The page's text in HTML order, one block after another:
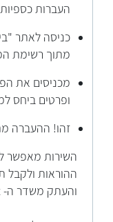
העברות
כניסה לאתר
מתוך רשימת
מכניסים את
ופרטים ביחס
זהו! ההעברה
השירות מאפשר
ההוראות ולקבל
והעתק משדר ה- swift שנשלח.